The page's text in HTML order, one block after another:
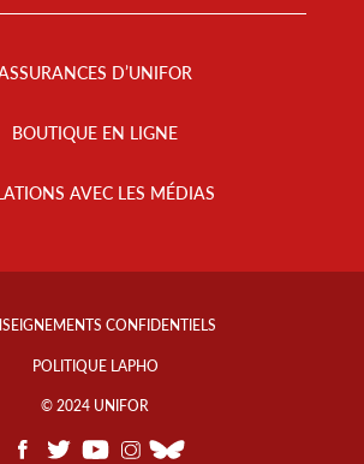
D’UNIFOR
BOUTIQUE EN LIGNE
AVEC LES MÉDIAS
CONFIDENTIELS
POLITIQUE LAPHO
© 2024 UNIFOR